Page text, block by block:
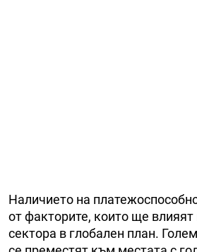
Наличието на
от факторите, които ще
сектора в глобален план.